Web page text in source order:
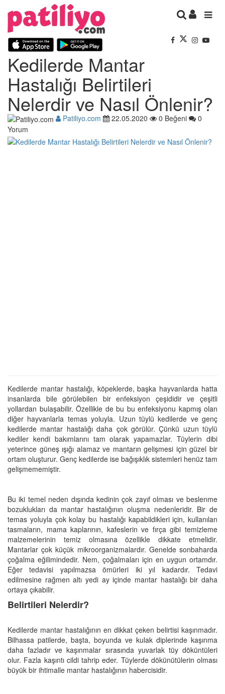
Kedilerde Mantar
Hastalığı Belirtileri
Nelerdir ve Nasıl Önlenir?
Patiliyo.com 22.05.2020 0 Beğeni
0
Yorum
Kedilerde mantar hastalığı, köpeklerde, başka hayvanlarda hatta
insanlarda bile görülebilen bir enfeksiyon çeşididir ve çeşitli
yollardan bulaşabilir. Özellikle de bu bu enfeksiyonu kapmış olan
diğer hayvanlarla temas yoluyla. Uzun tüylü kedilerde ve genç
kedilerde mantar hastalığı daha çok görülür. Çünkü uzun tüylü
kediler kendi bakımlarını tam olarak yapamazlar. Tüylerin dibi
yeterince güneş ışığı alamaz ve mantarın gelişmesi için güzel bir
ortam oluşturur. Genç kedilerde ise bağışıklık sistemleri henüz tam
gelişmememiştir.
Bu iki temel neden dışında kedinin çok zayıf olması ve beslenme
bozuklukları da mantar hastalığının oluşma nedenleridir. Bir de
temas yoluyla çok kolay bu hastalığı kapabildikleri için, kullanılan
tasmaların, mama kaplarının, kafeslerin ve fırça gibi temizleme
malzemelerinin temiz olmasına özellikle dikkate etmelidir.
Mantarlar çok küçük mikroorganizmalardır. Genelde sonbaharda
çoğalma eğilimindedir. Nem, çoğalmaları için en uygun ortamdır.
Eğer tedavisi yapılmazsa ömürleri iki yıl kadardır. Tedavi
edilmesine rağmen altı yedi ay içinde mantar hastalığı bir daha
ortaya çıkabilir.
Belirtileri Nelerdir?
Kedilerde mantar hastalığının en dikkat çeken belirtisi kaşınmadır.
Bilhassa patilerde, başta, boyunda ve kulak diplerinde kaşınma
daha fazladır ve kaşınmalar sırasında yuvarlak tüy döküntüleri
olur. Fazla kaşıntı cildi tahrip eder. Tüylerde dökünütülerin olması
büyük bir ihtimalle mantar hastalığının habercisidir.